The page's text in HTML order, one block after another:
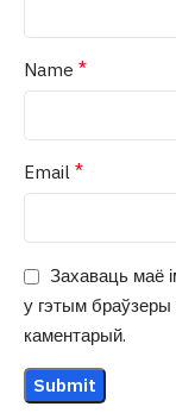
Name *
Email*
Захаваць маё
у гэтым браўзеры
каментарый.